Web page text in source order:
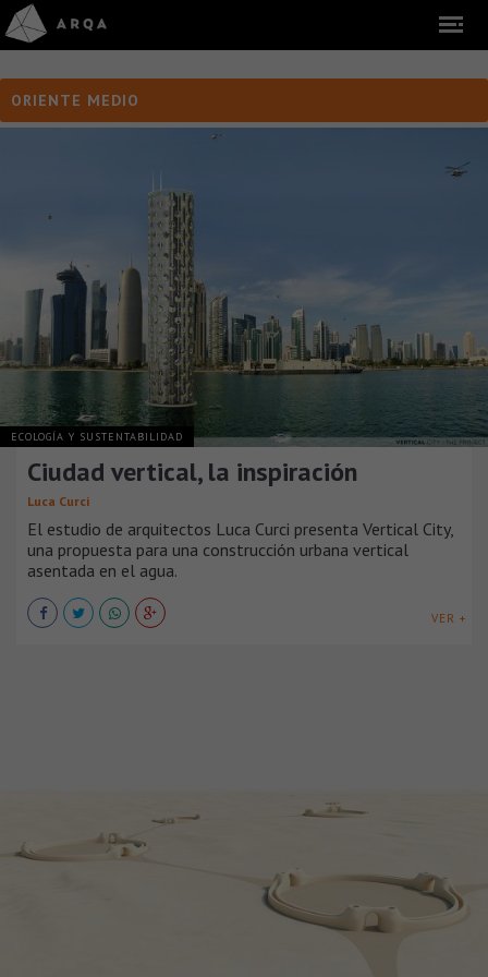
ORIENTE MEDIO
ECOLOGÍA Y SUSTENTABILIDAD
Ciudad vertical, la inspiración
Luca Curci
El estudio de arquitectos Luca Curci presenta Vertical City,
una propuesta para una construcción urbana vertical
asentada en el agua.
VER +